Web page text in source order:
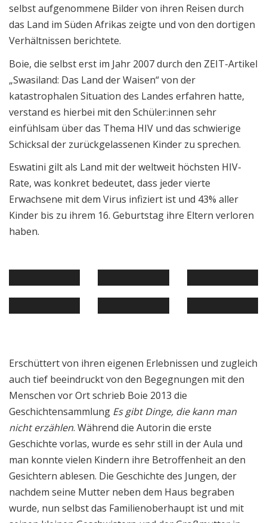
selbst aufgenommene Bilder von ihren Reisen durch
das Land im Süden Afrikas zeigte und von den dortigen
Verhältnissen berichtete.
Boie, die selbst erst im Jahr 2007 durch den ZEIT-Artikel
„Swasiland: Das Land der Waisen“ von der
katastrophalen Situation des Landes erfahren hatte,
verstand es hierbei mit den Schüler:innen sehr
einfühlsam über das Thema HIV und das schwierige
Schicksal der zurückgelassenen Kinder zu sprechen.
Eswatini gilt als Land mit der weltweit höchsten HIV-
Rate, was konkret bedeutet, dass jeder vierte
Erwachsene mit dem Virus infiziert ist und 43% aller
Kinder bis zu ihrem 16. Geburtstag ihre Eltern verloren
haben.
Erschüttert von ihren eigenen Erlebnissen und zugleich
auch tief beeindruckt von den Begegnungen mit den
Menschen vor Ort schrieb Boie 2013 die
Geschichtensammlung Es gibt Dinge, die kann man
nicht erzählen. Während die Autorin die erste
Geschichte vorlas, wurde es sehr still in der Aula und
man konnte vielen Kindern ihre Betroffenheit an den
Gesichtern ablesen. Die Geschichte des Jungen, der
nachdem seine Mutter neben dem Haus begraben
wurde, nun selbst das Familienoberhaupt ist und mit